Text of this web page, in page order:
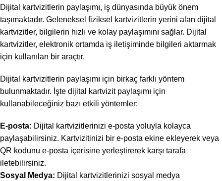
Dijital kartvizitlerin paylaşımı, iş dünyasında büyük önem
taşımaktadır. Geleneksel fiziksel kartvizitlerin yerini alan dijital
kartvizitler, bilgilerin hızlı ve kolay paylaşımını sağlar. Dijital
kartvizitler, elektronik ortamda iş iletişiminde bilgileri aktarmak
için kullanılan bir araçtır.
Dijital kartvizitlerin paylaşımı için birkaç farklı yöntem
bulunmaktadır. İşte dijital kartvizit paylaşımı için
kullanabileceğiniz bazı etkili yöntemler:
E-posta: Dijital kartvizitlerinizi e-posta yoluyla kolayca
paylaşabilirsiniz. Kartvizitinizi bir e-posta ekine ekleyerek veya
QR kodunu e-posta içerisine yerleştirerek karşı tarafa
iletebilirsiniz.
Sosyal Medya: Dijital kartvizitlerinizi sosyal medya